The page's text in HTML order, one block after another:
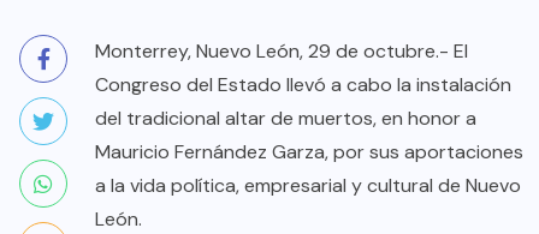
Monterrey, Nuevo León, 29 de octubre.- El
Congreso del Estado llevó a cabo la instalación
del tradicional altar de muertos, en honor a
Mauricio Fernández Garza, por sus aportaciones
a la vida política, empresarial y cultural de Nuevo
León.